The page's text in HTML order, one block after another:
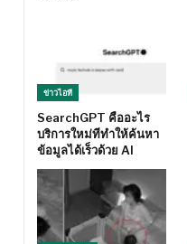
ข่าวไอที
SearchGPT คืออะไร
บริการใหม่ทีทำให้ค้นหา
ข้อมูลได้เร็วด้วย AI